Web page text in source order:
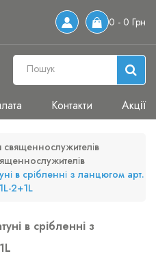
0 - 0 Грн
Контакти Акції
в срібленні з ланцюгом арт.
2+1L
в срібленні з